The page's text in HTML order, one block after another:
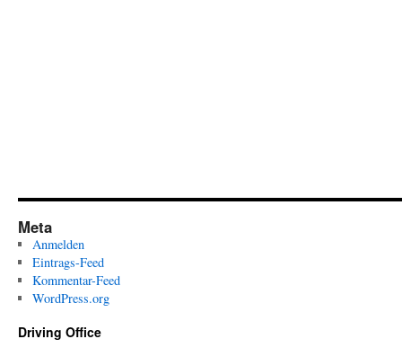
Meta
Anmelden
Eintrags-Feed
Kommentar-Feed
WordPress.org
Driving Office